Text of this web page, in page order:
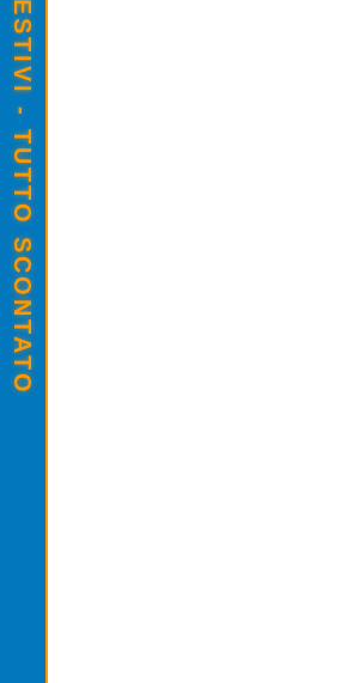
SALDI ESTIVI - TUTTO SCONTATO